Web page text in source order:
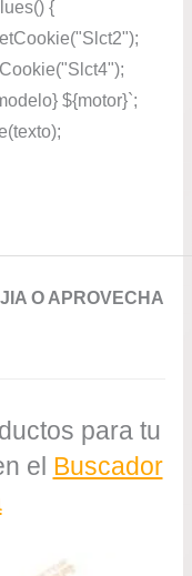
{
${motor}`;
O APROVECHA
para tu
el Buscador